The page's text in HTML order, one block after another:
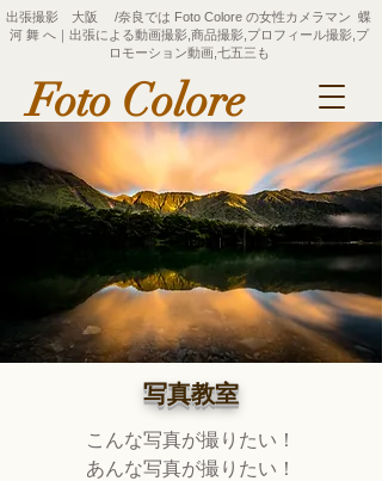
Foto Colore
出張撮影 大阪 /奈良では Foto Colore の女性カメラマン 蝶
河 舞 へ｜出張による動画撮影,商品撮影,プロフィール撮影,プ
ロモーション動画,七五三も
写真教室
こんな写真が撮りたい！
あんな写真が撮りたい！